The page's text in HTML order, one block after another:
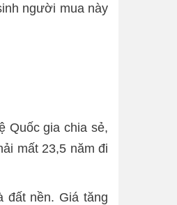
người mua này
Quốc gia chia sẻ,
mất 23,5 năm đi
đất nền. Giá tăng